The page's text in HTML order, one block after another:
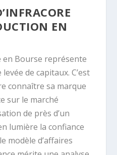
EN
en Bourse représente
de capitaux. C’est
connaître sa marque
sur le marché
de près d’un
lumière la confiance
modèle d’affaires